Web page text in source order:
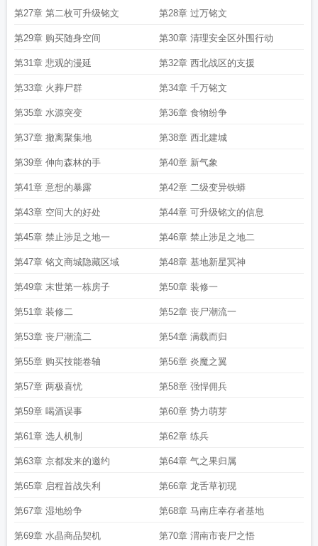
第27章 第二枚可升级铭文 第28章 过万铭文
第29章 购买随身空间 第30章 清理安全区外围行动
第31章 悲观的漫延 第32章 西北战区的支援
第33章 火葬尸群 第34章 千万铭文
第35章 水源突变 第36章 食物纷争
第37章 撤离聚集地 第38章 西北建城
第39章 伸向森林的手 第40章 新气象
第41章 意想的暴露 第42章 二级变异铁蟒
第43章 空间大的好处 第44章 可升级铭文的信息
第45章 禁止涉足之地一 第46章 禁止涉足之地二
第47章 铭文商城隐藏区域 第48章 基地新星冥神
第49章 末世第一栋房子 第50章 装修一
第51章 装修二 第52章 丧尸潮流一
第53章 丧尸潮流二 第54章 满载而归
第55章 购买技能卷轴 第56章 炎魔之翼
第57章 两极喜忧 第58章 强悍佣兵
第59章 喝酒误事 第60章 势力萌芽
第61章 选人机制 第62章 练兵
第63章 京都发来的邀约 第64章 气之果归属
第65章 启程首战失利 第66章 龙舌草初现
第67章 湿地纷争 第68章 马南庄幸存者基地
第69章 水晶商品契机 第70章 渭南市丧尸之悟